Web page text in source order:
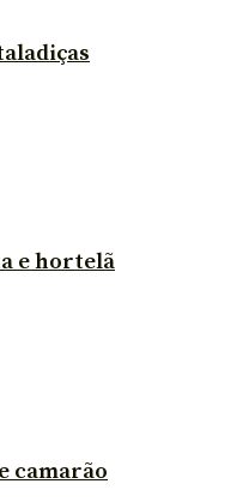
e hortelã
camarão